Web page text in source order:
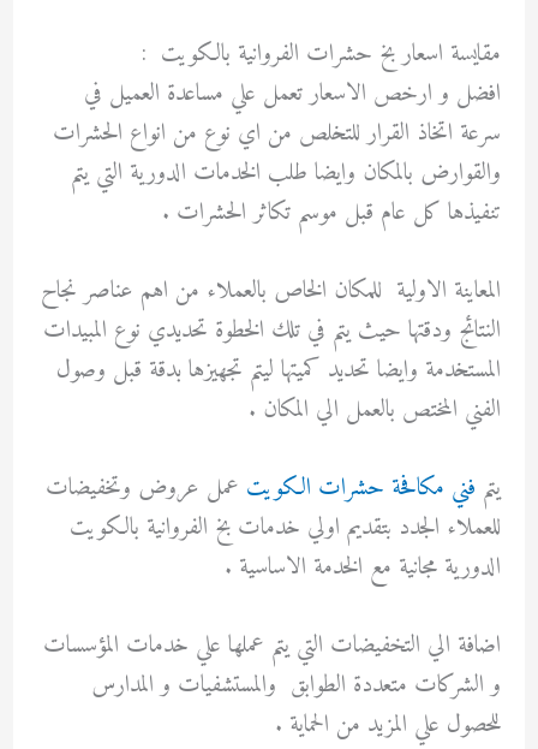
مقايسة اسعار بخ حشرات الفروانية بالكويت :
افضل و ارخص الاسعار تعمل علي مساعدة العميل في
سرعة اتخاذ القرار للتخلص من اي نوع من انواع الحشرات
والقوارض بالمكان وايضا طلب الخدمات الدورية التي يتم
تنفيذها كل عام قبل موسم تكاثر الحشرات .
المعاينة الاولية للمكان الخاص بالعملاء من اهم عناصر نجاح
النتائج ودقتها حيث يتم في تلك الخطوة تحديدي نوع المبيدات
المستخدمة وايضا تحديد كميتها ليتم تجهيزها بدقة قبل وصول
الفني المختص بالعمل الي المكان .
يتم فني مكافحة حشرات الكويت عمل عروض وتخفيضات
للعملاء الجدد بتقديم اولي خدمات بخ الفروانية بالكويت
الدورية مجانية مع الخدمة الاساسية .
اضافة الي التخفيضات التي يتم عملها علي خدمات المؤسسات
و الشركات متعددة الطوابق والمستشفيات و المدارس
للحصول علي المزيد من الحماية .